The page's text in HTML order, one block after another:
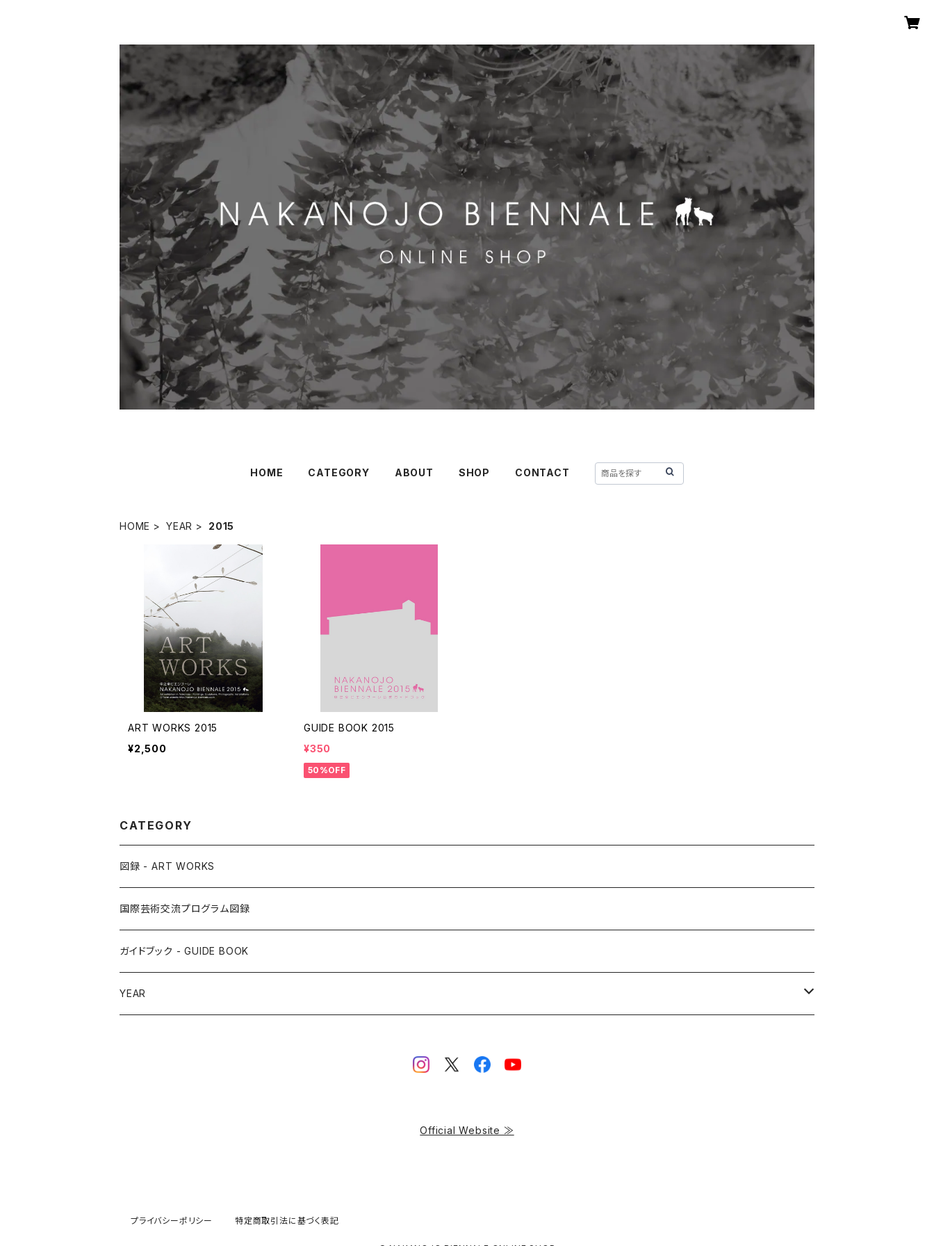
HOME CATEGORY ABOUT SHOP CONTACT
HOME YEAR 2015
ART WORKS 2015
¥2,500
GUIDE BOOK 2015
¥350
50%OFF
CATEGORY
図録 - ART WORKS
国際芸術交流プログラム図録
ガイドブック - GUIDE BOOK
YEAR
Official Website ≫
プライバシーポリシー 特定商取引法に基づく表記